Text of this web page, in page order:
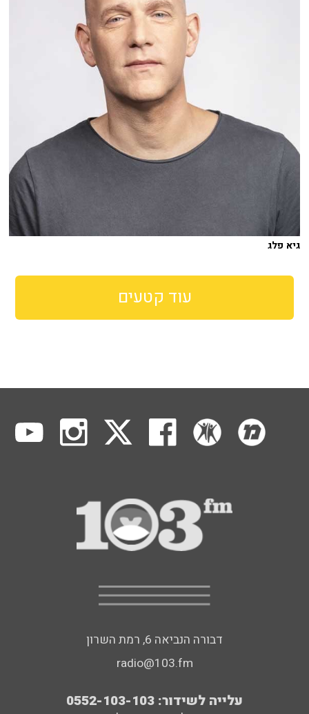
גיא פלג
עוד קטעים
דבורה הנביאה 6, רמת השרון
radio@103.fm
עלייה לשידור: 0552-103-103